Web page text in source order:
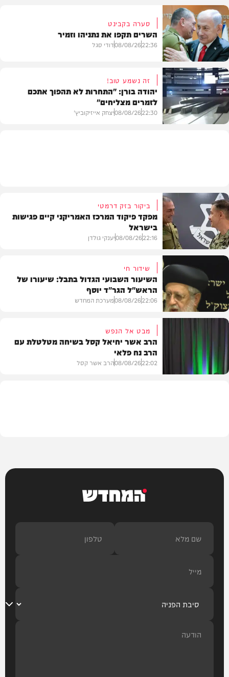
חדשות
מדיני
סערה בקבינט
השרים תקפו את נתניהו וזמיר
22:36
08/08/26דודי סגל
זה נשמע טוב!
יהודה בורן: "התחרות לא תהפוך אתכם
לזמרים מצליחים"
22:30
08/08/26יצחק אייזיקוביץ'
חדשות
ביקור בזק דרמטי
מפקד פיקוד המרכז האמריקני קיים פגישות
בישראל
22:16
08/08/26יענקי גולדן
וידאו
שידור חי
השיעור השבועי הגדול בתבל: שיעורו של
הראש"ל הגר"ד יוסף
22:06
08/08/26מערכת המחדש
מבט אל הנפש
הרב אשר יחיאל קסל בשיחה מטלטלת עם
הרב נח פלאי
22:02
08/08/26הרב אשר קסל
המחדש